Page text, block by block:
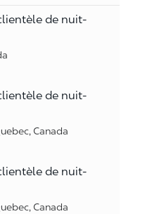
de nuit-
de nuit-
Canada
de nuit-
Canada